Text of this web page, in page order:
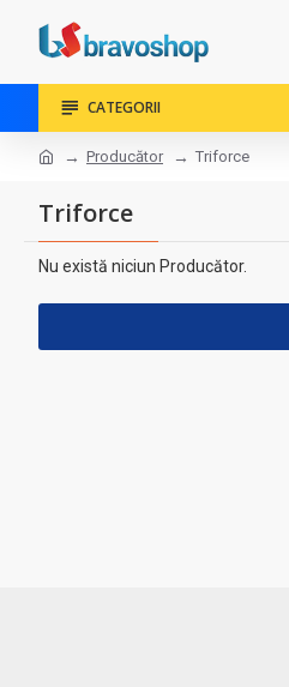
CATEGORII
Producător Triforce
Triforce
Nu există niciun Producător.